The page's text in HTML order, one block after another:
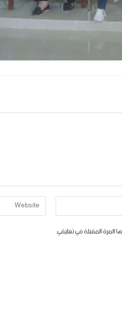
المرة المقبلة في تعليقي.